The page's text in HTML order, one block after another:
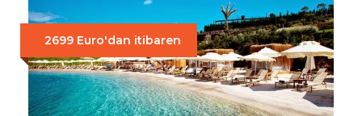
2699 Euro'dan itibaren